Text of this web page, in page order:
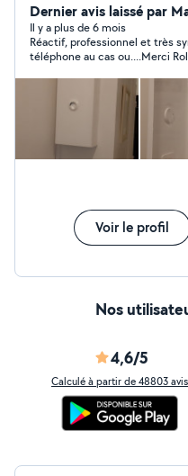
premier métier est le
des tableaux à rénover
ce moment je refait une
plus une cliente fidèle à qui je rend pas mal de service
.Pour l'instant pas de
résoud certains
du possible. Parfois
l'on croit. je peux aussi
bricolage:fixer une
voisins,à bientôt.
Dernier avis laissé par
Il y a plus de 6 mois
Réactif, professionnel et très
téléphone au cas ou....Merci
Voir le profil
Nos
4,6/5
Calculé à partir de 48803 avis